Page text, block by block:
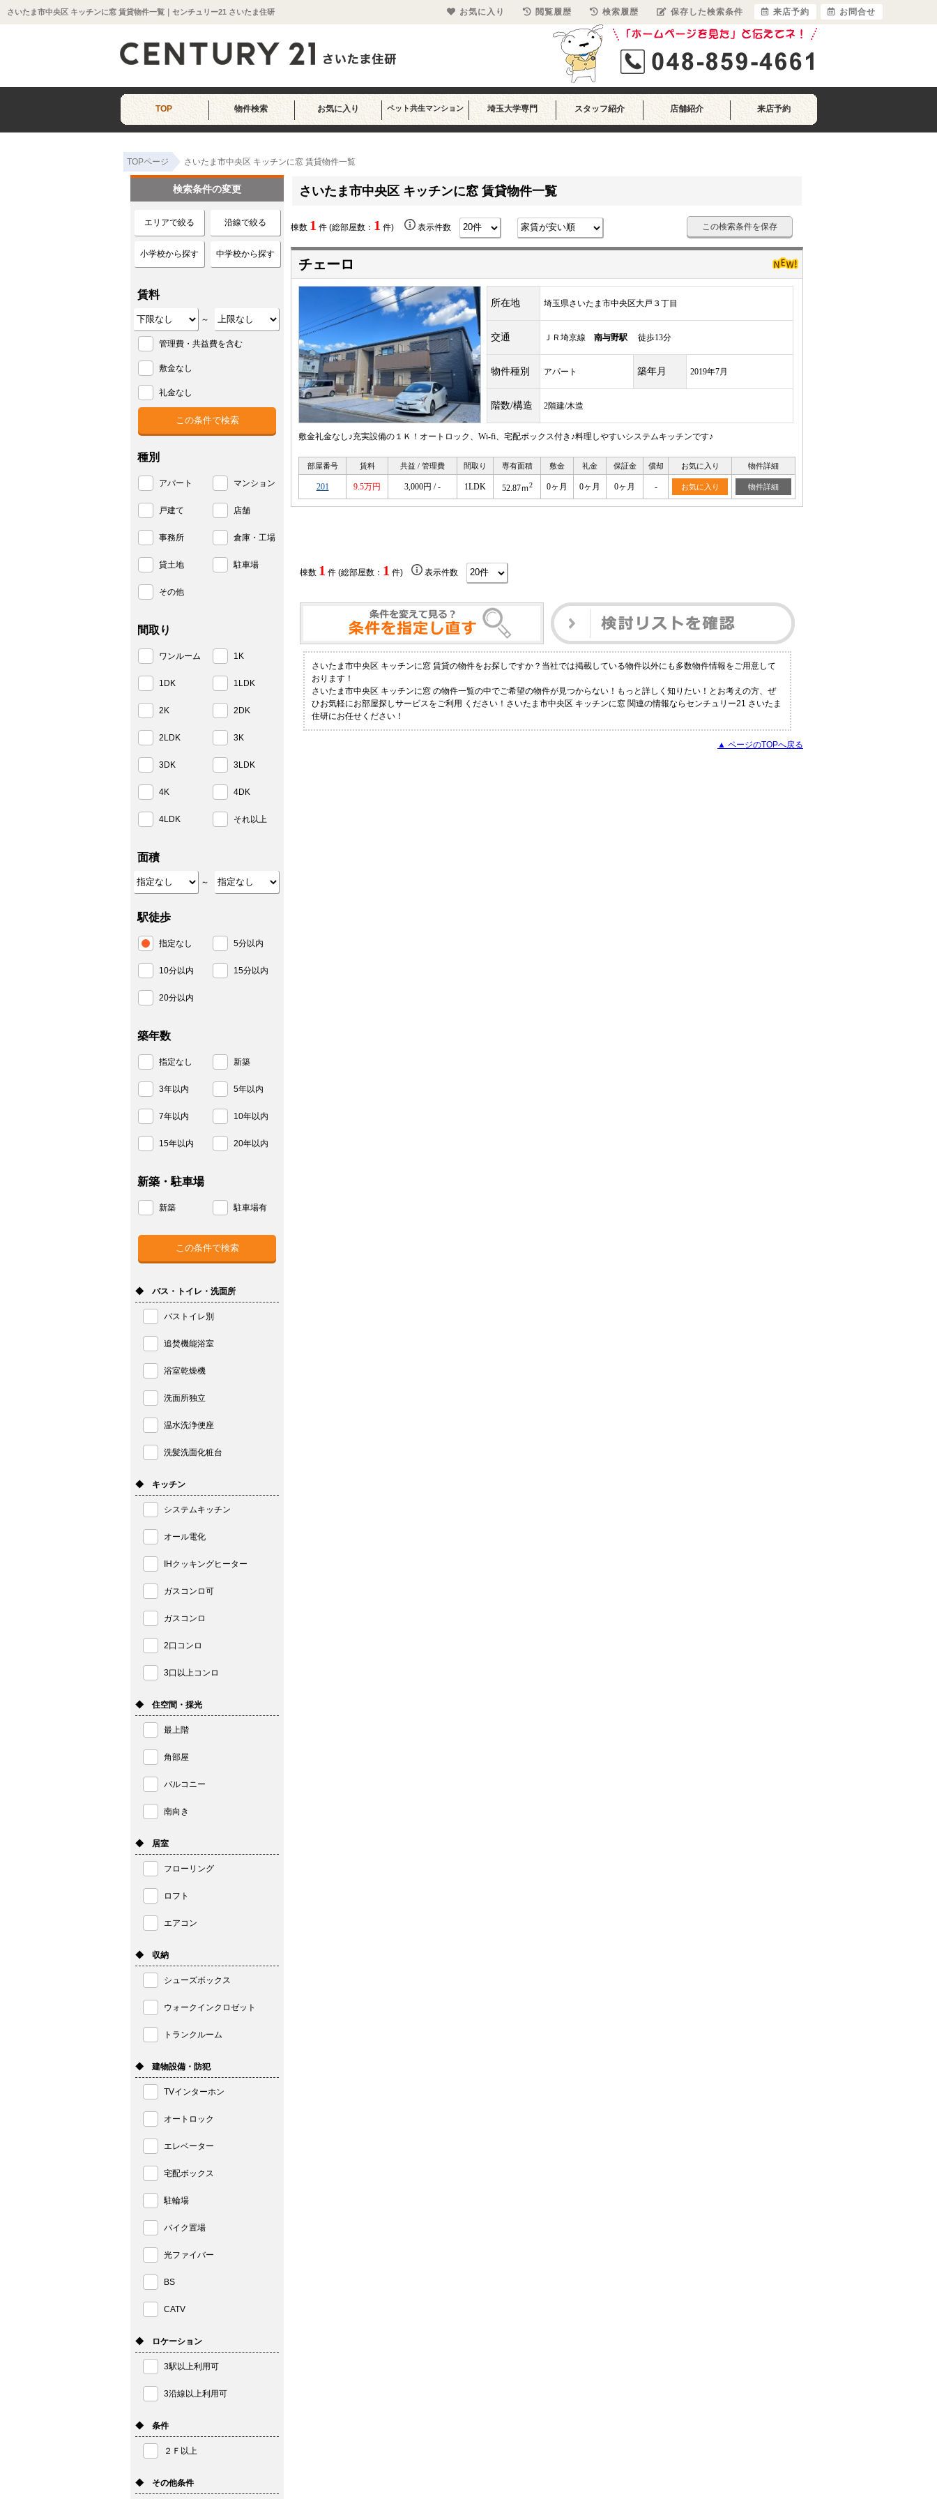
さいたま市中央区 キッチンに窓 賃貸物件一覧｜センチュリー21 さいたま住研
TOP 物件検索 お気に入り ペット共生マンション 埼玉大学専門 スタッフ紹介 店舗紹介 来店予約
TOPページ さいたま市中央区 キッチンに窓 賃貸物件一覧
さいたま市中央区 キッチンに窓 賃貸物件一覧
棟数 1 件 (総部屋数： 1 件) 表示件数 この検索条件を保存
チェーロ
所在地 埼玉県さいたま市中央区大戸３丁目
交通 ＪＲ埼京線 南与野駅 徒歩13分
物件種別 アパート 築年月 2019年7月
階数/構造 2階建/木造
敷金礼金なし♪充実設備の１Ｋ！オートロック、Wi-fi、宅配ボックス付き♪料理しやすいシステムキッチンです♪
部屋番号 賃料 共益 / 管理費 間取り 専有面積 敷金 礼金 保証金 償却 お気に入り 物件詳細
201 9.5万円 3,000円 / - 1LDK 52.87ｍ2 0ヶ月 0ヶ月 0ヶ月 - お気に入り 物件詳細
棟数 1 件 (総部屋数： 1 件) 表示件数
さいたま市中央区 キッチンに窓 賃貸の物件をお探しですか？当社では掲載している物件以外にも多数物件情報をご用意して
おります！
さいたま市中央区 キッチンに窓 の物件一覧の中でご希望の物件が見つからない！もっと詳しく知りたい！とお考えの方、ぜ
ひお気軽にお部屋探しサービスをご利用 ください！さいたま市中央区 キッチンに窓 関連の情報ならセンチュリー21 さいたま
住研にお任せください！
▲ ページのTOPへ戻る
検索条件の変更
エリアで絞る 沿線で絞る
小学校から探す 中学校から探す
賃料
～
管理費・共益費を含む
敷金なし
礼金なし
種別
アパート マンション
戸建て 店舗
事務所 倉庫・工場
貸土地 駐車場
その他
間取り
ワンルーム 1K
1DK 1LDK
2K 2DK
2LDK 3K
3DK 3LDK
4K 4DK
4LDK それ以上
面積
～
駅徒歩
指定なし 5分以内
10分以内 15分以内
20分以内
築年数
指定なし 新築
3年以内 5年以内
7年以内 10年以内
15年以内 20年以内
新築・駐車場
新築 駐車場有
◆ バス・トイレ・洗面所
バストイレ別
追焚機能浴室
浴室乾燥機
洗面所独立
温水洗浄便座
洗髪洗面化粧台
◆ キッチン
システムキッチン
オール電化
IHクッキングヒーター
ガスコンロ可
ガスコンロ
2口コンロ
3口以上コンロ
◆ 住空間・採光
最上階
角部屋
バルコニー
南向き
◆ 居室
フローリング
ロフト
エアコン
◆ 収納
シューズボックス
ウォークインクロゼット
トランクルーム
◆ 建物設備・防犯
TVインターホン
オートロック
エレベーター
宅配ボックス
駐輪場
バイク置場
光ファイバー
BS
CATV
◆ ロケーション
3駅以上利用可
3沿線以上利用可
◆ 条件
２Ｆ以上
◆ その他条件
お気に入り 閲覧履歴 検索履歴 保存した検索条件 来店予約 お問合せ